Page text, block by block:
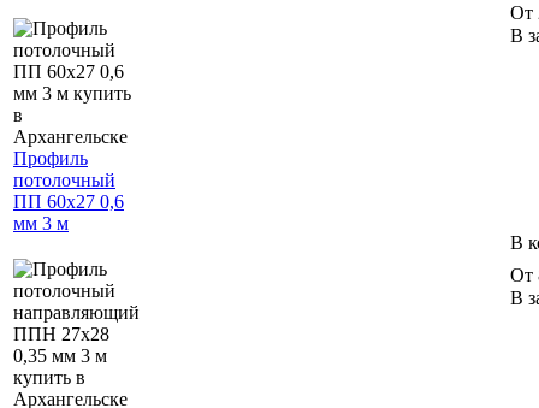
Профиль
потолочный
ПП 60х27 0,6
мм 3 м
От
В
В
От
В